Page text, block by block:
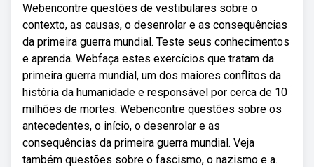
Webencontre questões de vestibulares sobre o
contexto, as causas, o desenrolar e as consequências
da primeira guerra mundial. Teste seus conhecimentos
e aprenda. Webfaça estes exercícios que tratam da
primeira guerra mundial, um dos maiores conflitos da
história da humanidade e responsável por cerca de 10
milhões de mortes. Webencontre questões sobre os
antecedentes, o início, o desenrolar e as
consequências da primeira guerra mundial. Veja
também questões sobre o fascismo, o nazismo e a.